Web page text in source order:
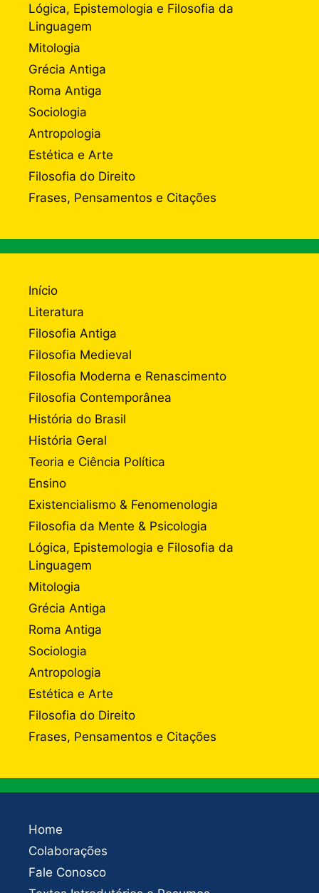
Lógica, Epistemologia e Filosofia da
Linguagem
Mitologia
Grécia Antiga
Roma Antiga
Sociologia
Antropologia
Estética e Arte
Filosofia do Direito
Frases, Pensamentos e Citações
Início
Literatura
Filosofia Antiga
Filosofia Medieval
Filosofia Moderna e Renascimento
Filosofia Contemporânea
História do Brasil
História Geral
Teoria e Ciência Política
Ensino
Existencialismo & Fenomenologia
Filosofia da Mente & Psicologia
Lógica, Epistemologia e Filosofia da
Linguagem
Mitologia
Grécia Antiga
Roma Antiga
Sociologia
Antropologia
Estética e Arte
Filosofia do Direito
Frases, Pensamentos e Citações
Home
Colaborações
Fale Conosco